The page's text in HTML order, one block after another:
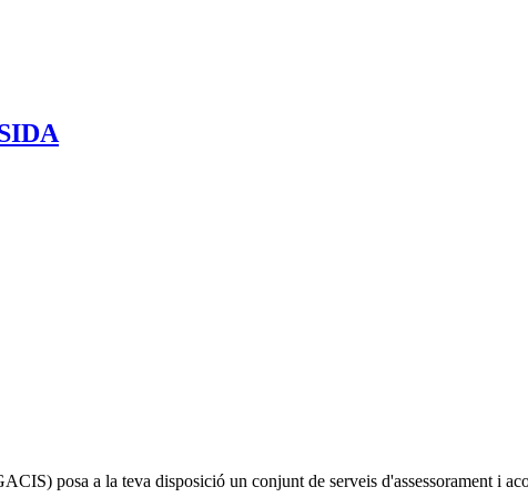
posa a la teva disposició un conjunt de serveis d'assessorament i